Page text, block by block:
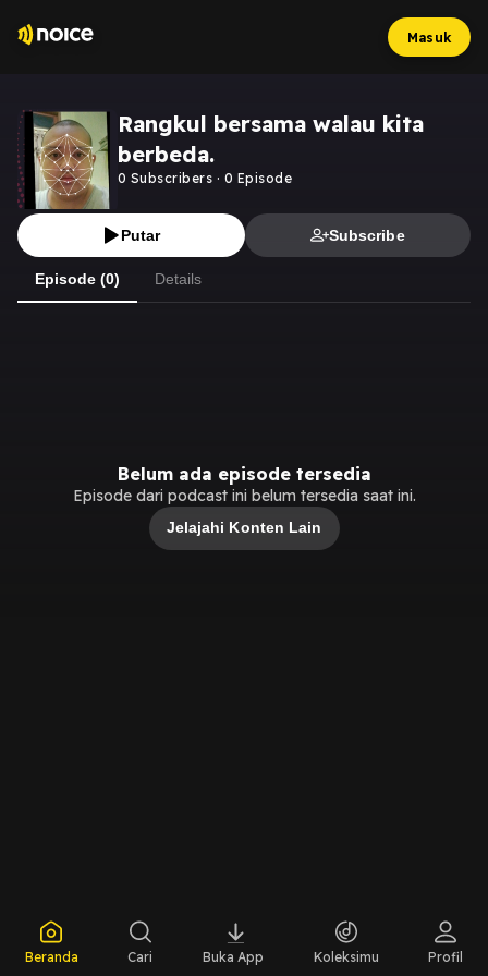
Masuk
Rangkul bersama walau kita
berbeda.
0 Subscribers · 0 Episode
Putar Subscribe
Episode (0) Details
Belum ada episode tersedia
Episode dari podcast ini belum tersedia saat ini.
Jelajahi Konten Lain
Beranda Cari Buka App Koleksimu Profil